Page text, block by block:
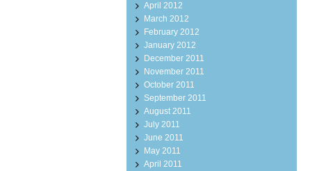
April 2012
March 2012
February 2012
January 2012
December 2011
November 2011
October 2011
September 2011
August 2011
July 2011
June 2011
May 2011
April 2011